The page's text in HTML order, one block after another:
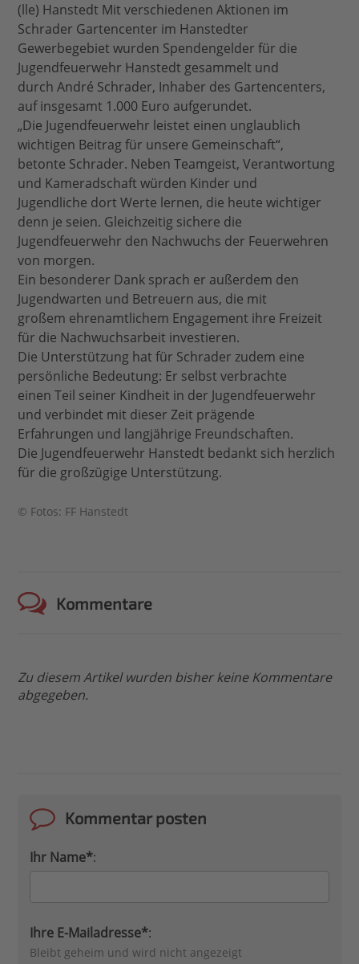
(lle) Hanstedt Mit verschiedenen Aktionen im
Schrader Gartencenter im Hanstedter
Gewerbegebiet wurden Spendengelder für die
Jugendfeuerwehr Hanstedt gesammelt und
durch André Schrader, Inhaber des Gartencenters,
auf insgesamt 1.000 Euro aufgerundet.
„Die Jugendfeuerwehr leistet einen unglaublich
wichtigen Beitrag für unsere Gemeinschaft“,
betonte Schrader. Neben Teamgeist, Verantwortung
und Kameradschaft würden Kinder und
Jugendliche dort Werte lernen, die heute wichtiger
denn je seien. Gleichzeitig sichere die
Jugendfeuerwehr den Nachwuchs der Feuerwehren
von morgen.
Ein besonderer Dank sprach er außerdem den
Jugendwarten und Betreuern aus, die mit
großem ehrenamtlichem Engagement ihre Freizeit
für die Nachwuchsarbeit investieren.
Die Unterstützung hat für Schrader zudem eine
persönliche Bedeutung: Er selbst verbrachte
einen Teil seiner Kindheit in der Jugendfeuerwehr
und verbindet mit dieser Zeit prägende
Erfahrungen und langjährige Freundschaften.
Die Jugendfeuerwehr Hanstedt bedankt sich herzlich
für die großzügige Unterstützung.
© Fotos: FF Hanstedt
Kommentare
Zu diesem Artikel wurden bisher keine Kommentare
abgegeben.
Kommentar posten
Ihr Name*:
Ihre E-Mailadresse*:
Bleibt geheim und wird nicht angezeigt